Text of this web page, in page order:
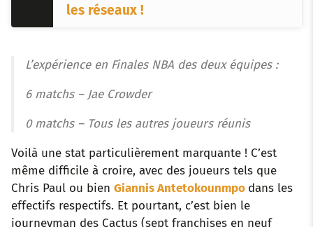
les réseaux !
L’expérience en Finales NBA des deux équipes :
6 matchs – Jae Crowder
0 matchs – Tous les autres joueurs réunis
Voilà une stat particulièrement marquante ! C’est
même difficile à croire, avec des joueurs tels que
Chris Paul ou bien Giannis Antetokounmpo dans les
effectifs respectifs. Et pourtant, c’est bien le
journeyman des Cactus (sept franchises en neuf